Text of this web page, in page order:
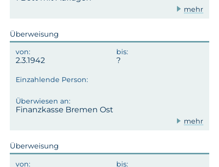
mehr
Überweisung
2.3.1942
Finanzkasse Bremen Ost
mehr
Überweisung